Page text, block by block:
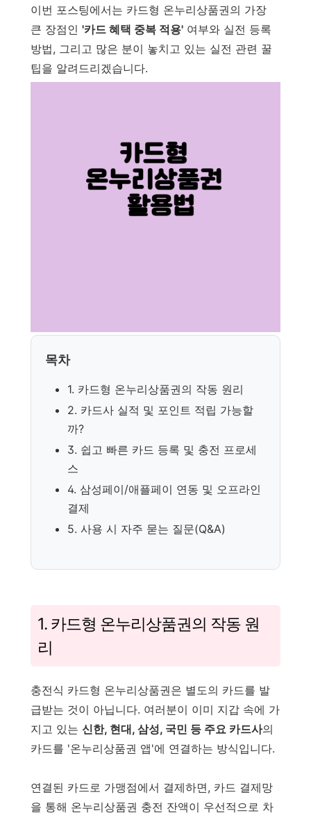
이번 포스팅에서는 카드형 온누리상품권의 가장
큰 장점인 '카드 혜택 중복 적용' 여부와 실전 등록
방법, 그리고 많은 분이 놓치고 있는 실전 관련 꿀
팁을 알려드리겠습니다.
목차
1. 카드형 온누리상품권의 작동 원리
2. 카드사 실적 및 포인트 적립 가능할
까?
3. 쉽고 빠른 카드 등록 및 충전 프로세
스
4. 삼성페이/애플페이 연동 및 오프라인
결제
5. 사용 시 자주 묻는 질문(Q&A)
1. 카드형 온누리상품권의 작동 원
리
충전식 카드형 온누리상품권은 별도의 카드를 발
급받는 것이 아닙니다. 여러분이 이미 지갑 속에 가
지고 있는 신한, 현대, 삼성, 국민 등 주요 카드사의
카드를 '온누리상품권 앱'에 연결하는 방식입니다.
연결된 카드로 가맹점에서 결제하면, 카드 결제망
을 통해 온누리상품권 충전 잔액이 우선적으로 차